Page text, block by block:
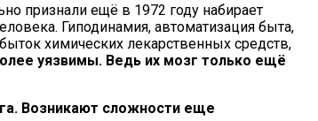
признали ещё в 1972 году набирает
Гиподинамия, автоматизация быта,
химических лекарственных средств,
уязвимы. Ведь их мозг только ещё
Возникают сложности еще